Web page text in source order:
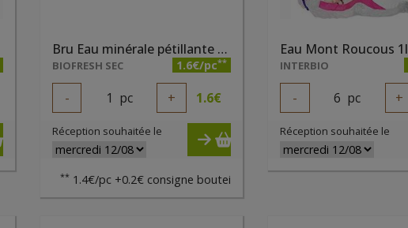
Bru Eau minérale pétillante 1 litre
BIOFRESH SEC 1.6€/pc**
- 1 pc + 1.6€
Réception souhaitée le
** 1.4€/pc +0.2€ consigne boutei
Eau Mont Roucous 1l
INTERBIO
- 6 pc +
Réception souhaitée le